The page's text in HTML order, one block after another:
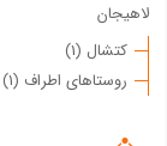
لاهیجان
کتشال (1)
روستاهای اطراف (1)